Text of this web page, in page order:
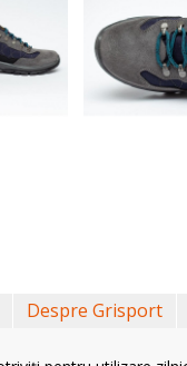
Despre Grisport